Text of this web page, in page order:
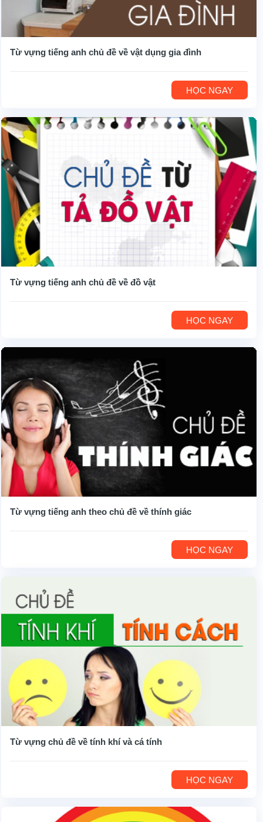
Từ vựng tiếng anh chủ đề về vật dụng gia đình
HỌC NGAY
Từ vựng tiếng anh chủ đề về đồ vật
HỌC NGAY
Từ vựng tiếng anh theo chủ đề về thính giác
HỌC NGAY
Từ vựng chủ đề về tính khí và cá tính
HỌC NGAY